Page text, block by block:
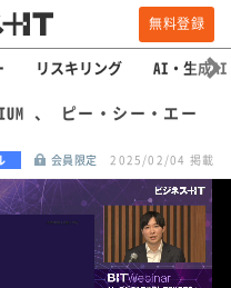
無料登録
リスキリング AI・生成AI
、 ピー・シー・エー
会員限定 2025/02/04 掲載